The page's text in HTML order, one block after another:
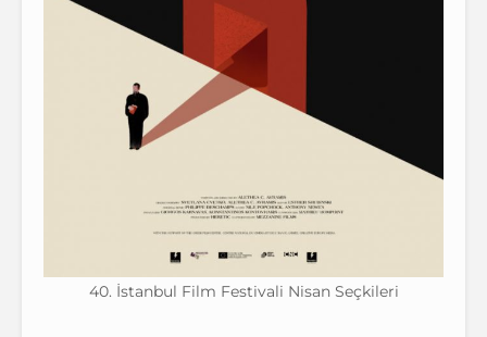
40. İstanbul Film Festivali Nisan Seçkileri